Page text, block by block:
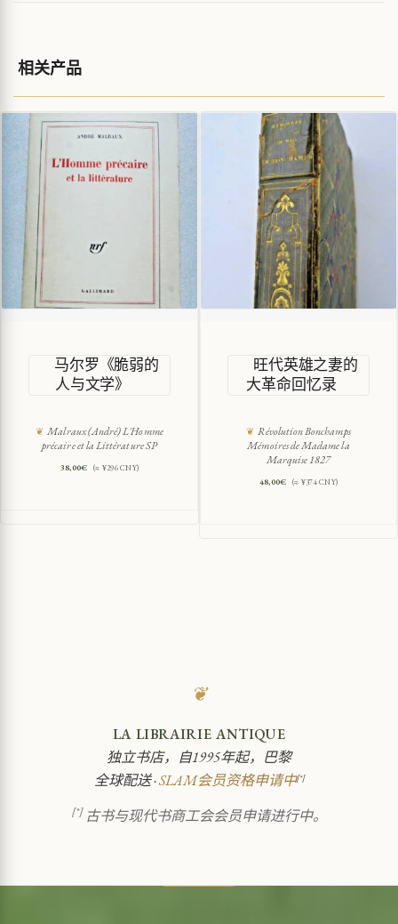
相关产品
马尔罗《脆弱的
人与文学》
Malraux (André) L'Homme
précaire et la Littérature SP
38,00€ (≈ ¥296 CNY)
旺代英雄之妻的
大革命回忆录
Révolution Bonchamps
Mémoires de Madame la
Marquise 1827
48,00€ (≈ ¥374 CNY)
❦
LA LIBRAIRIE ANTIQUE
独立书店，自1995年起，巴黎
全球配送 ·SLAM会员资格申请中[*]
[*]古书与现代书商工会会员申请进行中。